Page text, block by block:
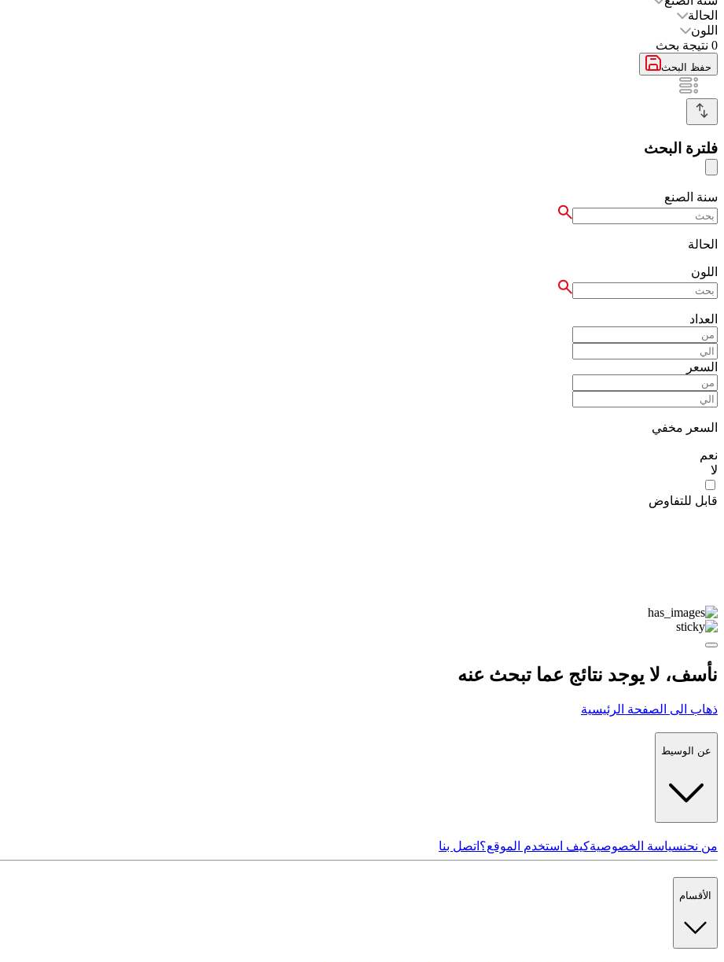
الحالة
اللون
0 نتيجة بحث
حفظ البحث
فلترة البحث
سنة الصنع
الحالة
اللون
العداد
السعر
السعر مخفي
نعم
لا
قابل للتفاوض
نأسف، لا يوجد نتائج عما تبحث عنه
ذهاب الى الصفحة الرئيسية
عن الوسيط
من نحنسياسة الخصوصيةكيف استخدم الموقع؟ اتصل بنا
الأقسام